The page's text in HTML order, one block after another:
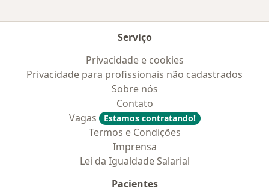
Serviço
Privacidade e cookies
Privacidade para profissionais não cadastrados
Sobre nós
Contato
Vagas
Estamos contratando!
Termos e Condições
Imprensa
Lei da Igualdade Salarial
Pacientes